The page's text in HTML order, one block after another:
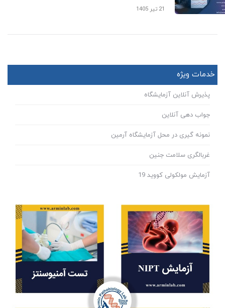
21 تیر 1405
خدمات ویژه
پذیرش آنلاین آزمایشگاه
جواب دهی آنلاین
نمونه گیری در محل آزمایشگاه آرمین
غربالگری سلامت جنین
آزمایش مولکولی کووید 19